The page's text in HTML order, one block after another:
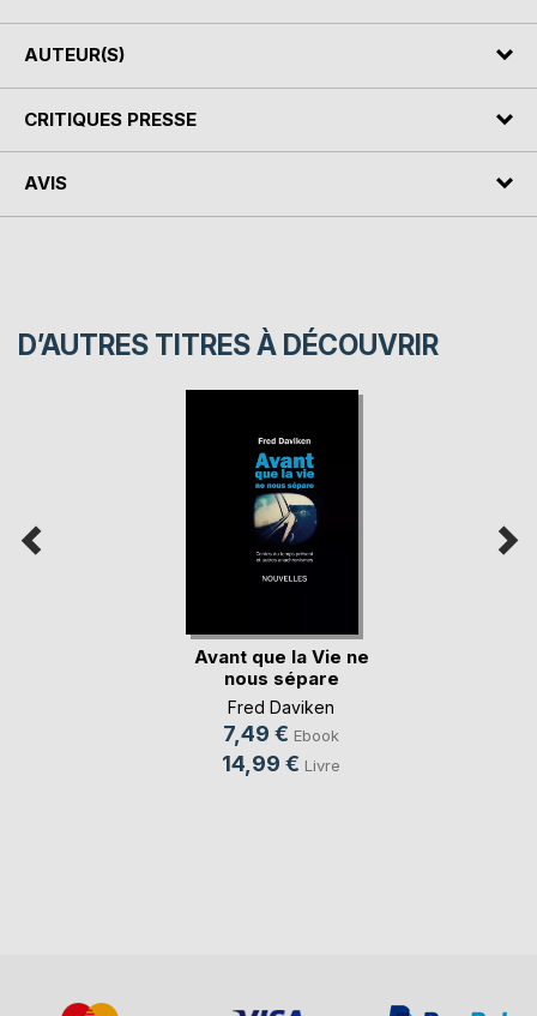
AUTEUR(S)
CRITIQUES PRESSE
AVIS
D’AUTRES TITRES À DÉCOUVRIR
Avant que la Vie ne
nous sépare
Fred Daviken
7,49 € Ebook
14,99 € Livre